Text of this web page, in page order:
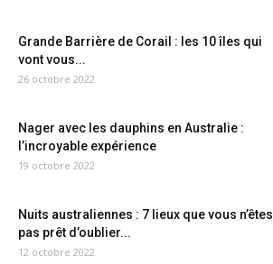
Grande Barrière de Corail : les 10 îles qui
vont vous...
26 octobre 2022
Nager avec les dauphins en Australie :
l’incroyable expérience
19 octobre 2022
Nuits australiennes : 7 lieux que vous n’êtes
pas prêt d’oublier...
12 octobre 2022